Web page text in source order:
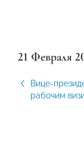
21 Февраля
Вице-
рабочим